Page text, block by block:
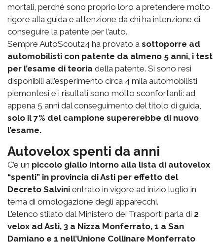
mortali, perché sono proprio loro a pretendere molto
rigore alla guida e attenzione da chi ha intenzione di
conseguire la patente per l’auto.
Sempre AutoScout24 ha provato a sottoporre ad
automobilisti con patente da almeno 5 anni, i test
per l’esame di teoria della patente. Si sono resi
disponibili all’esperimento circa 4 mila automobilisti
piemontesi e i risultati sono molto sconfortanti: ad
appena 5 anni dal conseguimento del titolo di guida,
solo il 7% del campione supererebbe di nuovo
l’esame.
Autovelox spenti da anni
C’è un piccolo giallo intorno alla lista di autovelox
“spenti” in provincia di Asti per effetto del
Decreto Salvini entrato in vigore ad inizio luglio in
tema di omologazione degli apparecchi.
L’elenco stilato dal Ministero dei Trasporti parla di 2
velox ad Asti, 3 a Nizza Monferrato, 1 a San
Damiano e 1 nell’Unione Collinare Monferrato